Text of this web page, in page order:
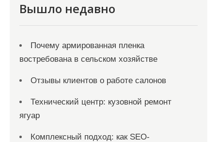
Вышло недавно
Почему армированная пленка
востребована в сельском хозяйстве
Отзывы клиентов о работе салонов
Технический центр: кузовной ремонт
ягуар
Комплексный подход: как SEO-